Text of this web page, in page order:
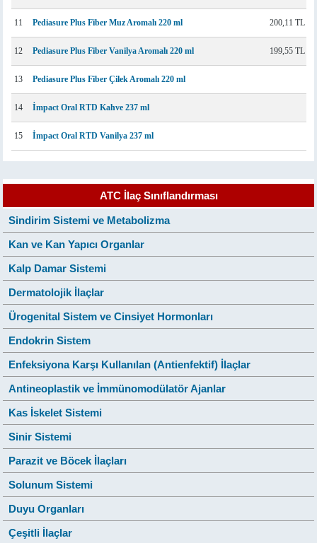
11 Pediasure Plus Fiber Muz Aromalı 220 ml 200,11 TL
12 Pediasure Plus Fiber Vanilya Aromalı 220 ml 199,55 TL
13 Pediasure Plus Fiber Çilek Aromalı 220 ml
14 İmpact Oral RTD Kahve 237 ml
15 İmpact Oral RTD Vanilya 237 ml
ATC İlaç Sınıflandırması
Sindirim Sistemi ve Metabolizma
Kan ve Kan Yapıcı Organlar
Kalp Damar Sistemi
Dermatolojik İlaçlar
Ürogenital Sistem ve Cinsiyet Hormonları
Endokrin Sistem
Enfeksiyona Karşı Kullanılan (Antienfektif) İlaçlar
Antineoplastik ve İmmünomodülatör Ajanlar
Kas İskelet Sistemi
Sinir Sistemi
Parazit ve Böcek İlaçları
Solunum Sistemi
Duyu Organları
Çeşitli İlaçlar